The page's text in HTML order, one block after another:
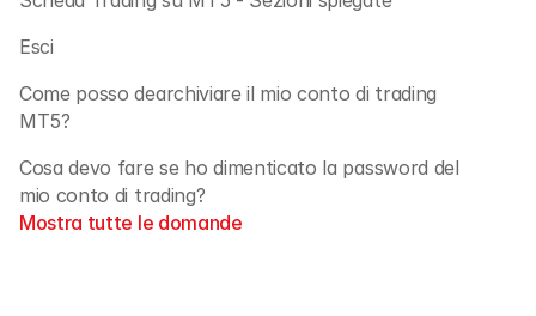
Esci
Come posso dearchiviare il mio conto di trading
MT5?
Cosa devo fare se ho dimenticato la password del
mio conto di trading?
Mostra tutte le domande